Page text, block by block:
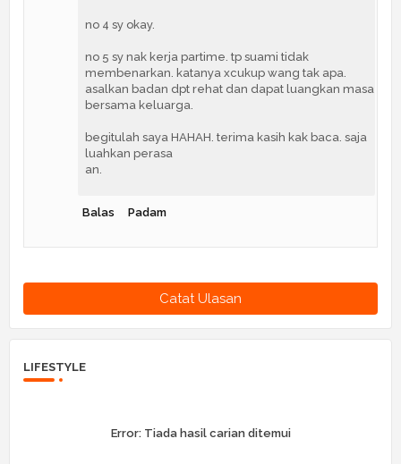
no 4 sy okay.
no 5 sy nak kerja partime. tp suami tidak
membenarkan. katanya xcukup wang tak apa.
asalkan badan dpt rehat dan dapat luangkan masa
bersama keluarga.
begitulah saya HAHAH. terima kasih kak baca. saja
luahkan perasa
an.
Balas Padam
Catat Ulasan
LIFESTYLE
Error:Tiada hasil carian ditemui